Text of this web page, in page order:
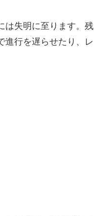
は失明に至ります。残
進行を遅らせたり、レ